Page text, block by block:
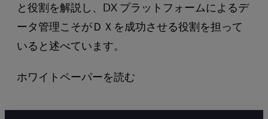
と役割を解説し、DX プラットフォームによるデ
ータ管理こそがＤＸを成功させる役割を担って
いると述べています。
ホワイトペーパーを読む